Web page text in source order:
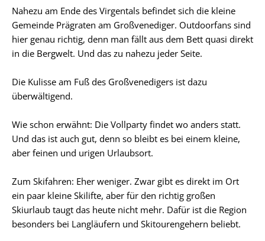
Nahezu am Ende des Virgentals befindet sich die kleine
Gemeinde Prägraten am Großvenediger. Outdoorfans sind
hier genau richtig, denn man fällt aus dem Bett quasi direkt
in die Bergwelt. Und das zu nahezu jeder Seite.
Die Kulisse am Fuß des Großvenedigers ist dazu
überwältigend.
Wie schon erwähnt: Die Vollparty findet wo anders statt.
Und das ist auch gut, denn so bleibt es bei einem kleine,
aber feinen und urigen Urlaubsort.
Zum Skifahren: Eher weniger. Zwar gibt es direkt im Ort
ein paar kleine Skilifte, aber für den richtig großen
Skiurlaub taugt das heute nicht mehr. Dafür ist die Region
besonders bei Langläufern und Skitourengehern beliebt.